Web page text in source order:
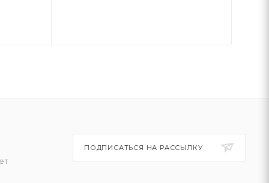
ПОДПИСАТЬСЯ НА РАССЫЛКУ